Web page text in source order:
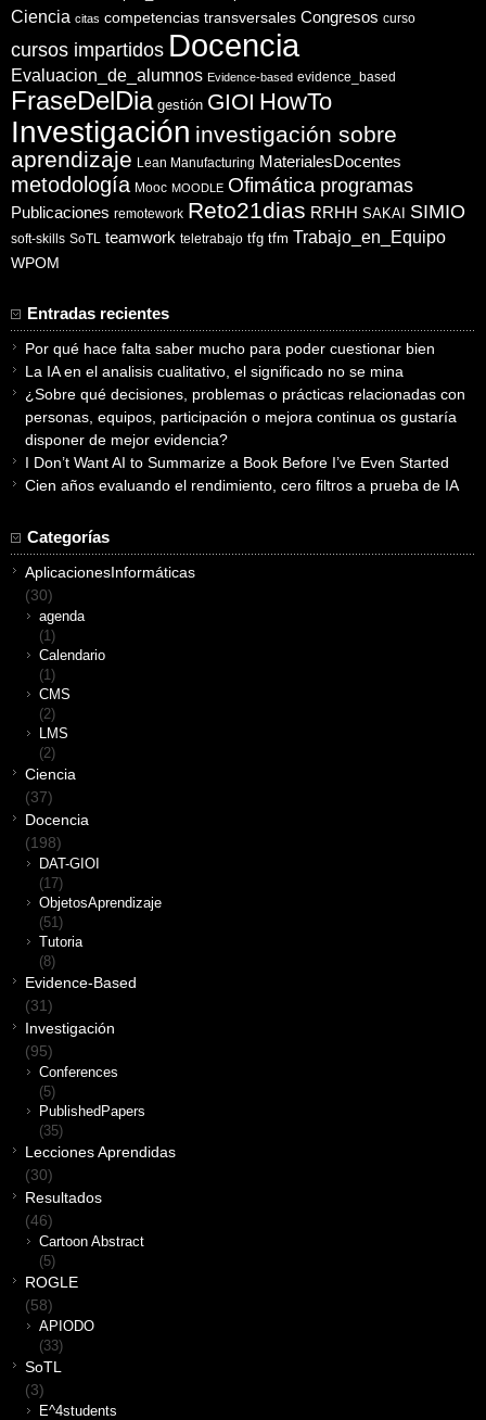
Ciencia citas competencias transversales Congresos curso
cursos impartidos Docencia
Evaluacion_de_alumnos Evidence-based evidence_based
FraseDelDia gestión GIOI HowTo
Investigación investigación sobre
aprendizaje Lean Manufacturing MaterialesDocentes
metodología Mooc MOODLE Ofimática programas
Publicaciones remotework Reto21dias RRHH SAKAI SIMIO
soft-skills SoTL teamwork teletrabajo tfg tfm Trabajo_en_Equipo
WPOM
Entradas recientes
Por qué hace falta saber mucho para poder cuestionar bien
La IA en el analisis cualitativo, el significado no se mina
¿Sobre qué decisiones, problemas o prácticas relacionadas con
personas, equipos, participación o mejora continua os gustaría
disponer de mejor evidencia?
I Don’t Want AI to Summarize a Book Before I’ve Even Started
Cien años evaluando el rendimiento, cero filtros a prueba de IA
Categorías
AplicacionesInformáticas
(30)
agenda
(1)
Calendario
(1)
CMS
(2)
LMS
(2)
Ciencia
(37)
Docencia
(198)
DAT-GIOI
(17)
ObjetosAprendizaje
(51)
Tutoria
(8)
Evidence-Based
(31)
Investigación
(95)
Conferences
(5)
PublishedPapers
(35)
Lecciones Aprendidas
(30)
Resultados
(46)
Cartoon Abstract
(5)
ROGLE
(58)
APIODO
(33)
SoTL
(3)
E^4students